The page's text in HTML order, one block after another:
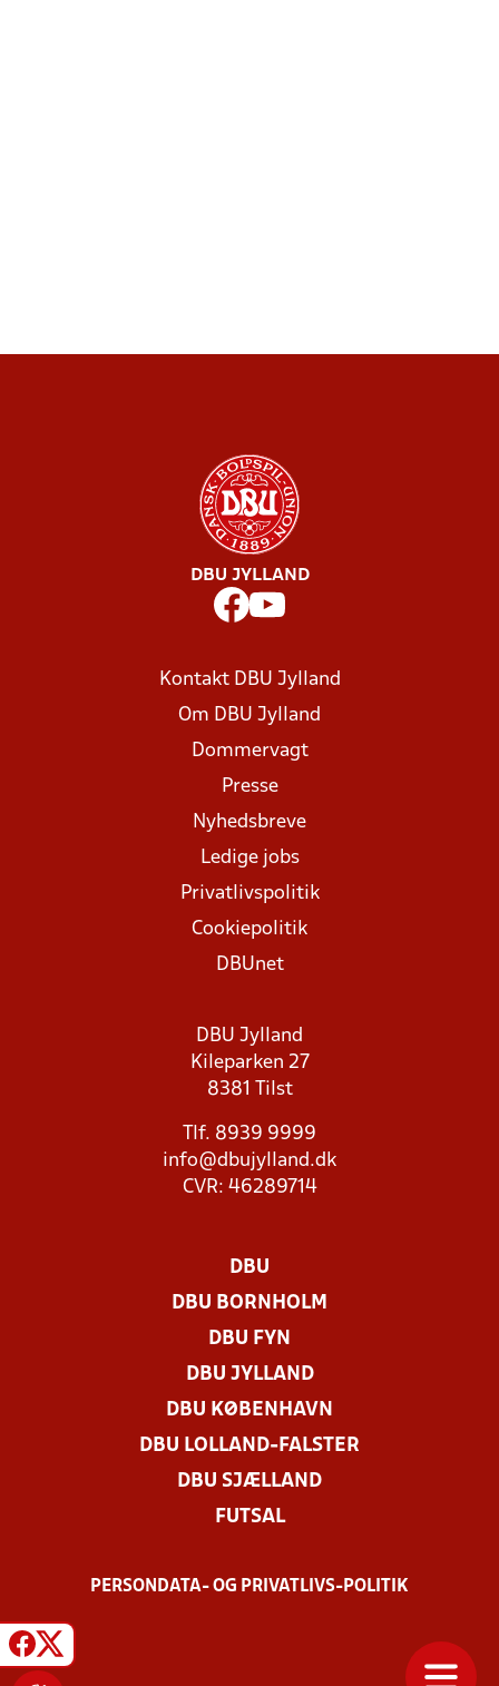
DBU JYLLAND
Kontakt DBU Jylland
Om DBU Jylland
Dommervagt
Presse
Nyhedsbreve
Ledige jobs
Privatlivspolitik
Cookiepolitik
DBUnet
DBU Jylland
Kileparken 27
8381 Tilst
Tlf. 8939 9999
info@dbujylland.dk
CVR: 46289714
DBU
DBU BORNHOLM
DBU FYN
DBU JYLLAND
DBU KØBENHAVN
DBU LOLLAND-FALSTER
DBU SJÆLLAND
FUTSAL
PERSONDATA- OG PRIVATLIVS-POLITIK